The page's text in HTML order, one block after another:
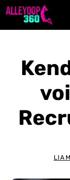
Aller